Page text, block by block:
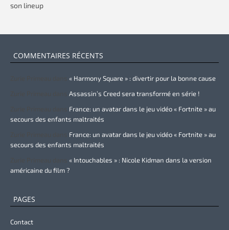
son lineup
COMMENTAIRES RÉCENTS
« Harmony Square » : divertir pour la bonne cause
Assassin’s Creed sera transformé en série !
France: un avatar dans le jeu vidéo « Fortnite » au
secours des enfants maltraités
France: un avatar dans le jeu vidéo « Fortnite » au
secours des enfants maltraités
« Intouchables » : Nicole Kidman dans la version
américaine du film ?
PAGES
Contact